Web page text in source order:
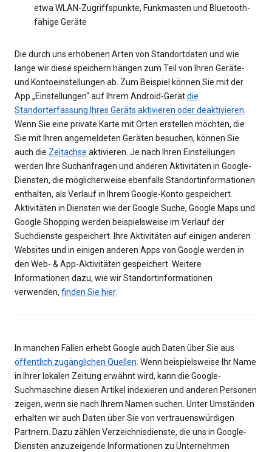
etwa WLAN-Zugriffspunkte, Funkmasten und Bluetooth-
fähige Geräte
Die durch uns erhobenen Arten von Standortdaten und wie
lange wir diese speichern hängen zum Teil von Ihren Geräte-
und Kontoeinstellungen ab. Zum Beispiel können Sie mit der
App „Einstellungen“ auf Ihrem Android-Gerätdie
Standorterfassung Ihres Geräts aktivieren oder deaktivieren
Wenn Sie eine private Karte mit Orten erstellen möchten, die
Sie mit Ihren angemeldeten Geräten besuchen, können Sie
auch die Zeitachse aktivieren. Je nach Ihren Einstellungen
werden Ihre Suchanfragen und anderen Aktivitäten in Google-
Diensten, die möglicherweise ebenfalls Standortinformationen
enthalten, als Verlauf in Ihrem Google-Konto gespeichert.
Aktivitäten in Diensten wie der Google Suche, Google Maps und
Google Shopping werden beispielsweise im Verlauf der
Suchdienste gespeichert. Ihre Aktivitäten auf einigen anderen
Websites und in einigen anderen Apps von Google werden in
den Web- & App-Aktivitäten gespeichert. Weitere
Informationen dazu, wie wir Standortinformationen
verwenden, finden Sie hier.
In manchen Fällen erhebt Google auch Daten über Sie aus
öffentlich zugänglichen Quellen . Wenn beispielsweise Ihr Name
in Ihrer lokalen Zeitung erwähnt wird, kann die Google-
Suchmaschine diesen Artikel indexieren und anderen Personen
zeigen, wenn sie nach Ihrem Namen suchen. Unter Umständen
erhalten wir auch Daten über Sie von vertrauenswürdigen
Partnern. Dazu zählen Verzeichnisdienste, die uns in Google-
Diensten anzuzeigende Informationen zu Unternehmen